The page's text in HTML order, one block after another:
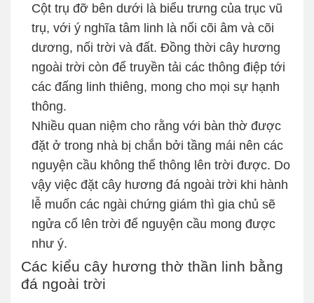
Cột trụ đỡ bên dưới là biểu trưng của trục vũ
trụ, với ý nghĩa tâm linh là nối cõi âm và cõi
dương, nối trời và đất. Đồng thời cây hương
ngoài trời còn để truyền tải các thông điệp tới
các đấng linh thiêng, mong cho mọi sự hạnh
thông.
Nhiều quan niệm cho rằng với bàn thờ được
đặt ở trong nhà bị chắn bởi tầng mái nên các
nguyện cầu không thể thông lên trời được. Do
vậy việc đặt cây hương đá ngoài trời khi hành
lễ muốn các ngài chứng giám thì gia chủ sẽ
ngửa cổ lên trời để nguyện cầu mong được
như ý.
Các kiểu cây hương thờ thần linh bằng
đá ngoài trời